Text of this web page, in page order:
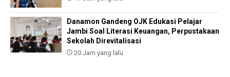
Danamon Gandeng OJK Edukasi Pelajar
Jambi Soal Literasi Keuangan, Perpustakaan
Sekolah Direvitalisasi
20 Jam yang lalu